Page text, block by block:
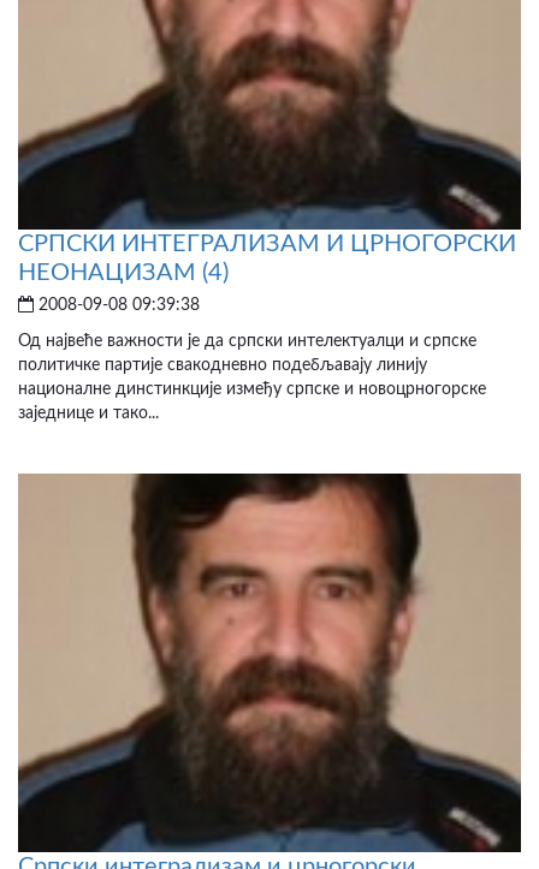
СРПСКИ ИНТЕГРАЛИЗАМ И ЦРНОГОРСКИ
НЕОНАЦИЗАМ (4)
2008-09-08 09:39:38
Од највеће важности је да српски интелектуалци и српске
политичке партије свакодневно подебљавају линију
националне динстинкције између српске и новоцрногорске
заједнице и тако...